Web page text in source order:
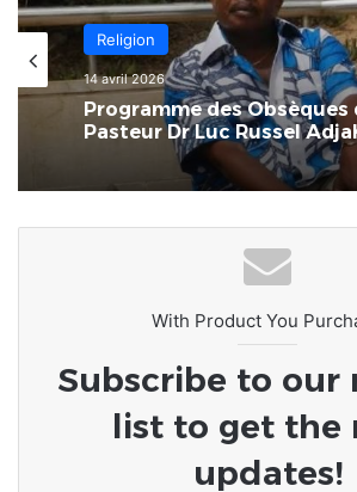
Religion
14 avril 2026
Programme des Obsèques
Pasteur Dr Luc Russel
With Product You
Subscribe to our
list to get the
updates!